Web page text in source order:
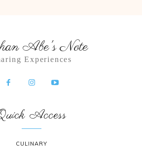
Abe's Note
Experiences
Access
CULINARY